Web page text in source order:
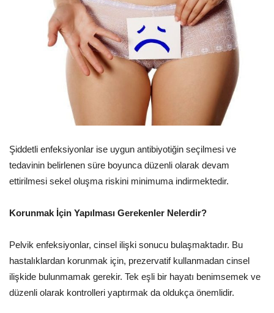
Şiddetli enfeksiyonlar ise uygun antibiyotiğin seçilmesi ve
tedavinin belirlenen süre boyunca düzenli olarak devam
ettirilmesi sekel oluşma riskini minimuma indirmektedir.
Korunmak İçin Yapılması Gerekenler Nelerdir?
Pelvik enfeksiyonlar, cinsel ilişki sonucu bulaşmaktadır. Bu
hastalıklardan korunmak için, prezervatif kullanmadan cinsel
ilişkide bulunmamak gerekir. Tek eşli bir hayatı benimsemek ve
düzenli olarak kontrolleri yaptırmak da oldukça önemlidir.